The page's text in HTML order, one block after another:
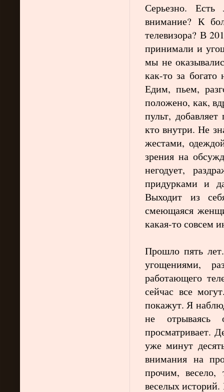
Серьезно.
внимание? К
телевизора? В
принимали и
мы не
как-то за
Едим, пьем,
положено, как,
пульт,
кто внутри. Не
жестами,
зрения на
негодует,
придурками и
Выходит из
смеющаяся
какая-то совсем
Прошло пять
угощениями,
работающего
сейчас все
покажут. Я
не отрываясь
просматривает.
уже минут
внимания на
прочим,
веселых